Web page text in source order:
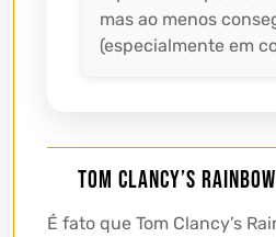
mas ao menos
(especialmente em
Tom Clancy’s
É fato que Tom Clancy’s